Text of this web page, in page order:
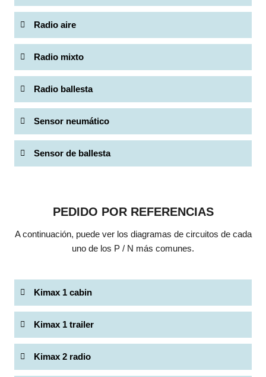
Radio aire
Radio mixto
Radio ballesta
Sensor neumático
Sensor de ballesta
PEDIDO POR REFERENCIAS
A continuación, puede ver los diagramas de circuitos de cada
uno de los P / N más comunes.
Kimax 1 cabin
Kimax 1 trailer
Kimax 2 radio